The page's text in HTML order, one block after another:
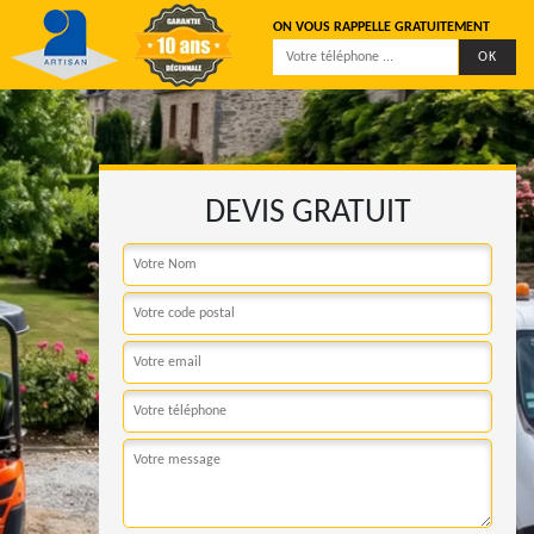
ON VOUS RAPPELLE GRATUITEMENT
DEVIS GRATUIT